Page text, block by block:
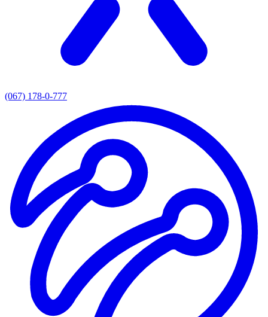
(067) 178-0-777